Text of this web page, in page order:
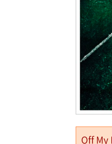
Off My